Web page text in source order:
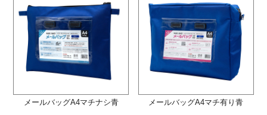
メールバッグA4マチナシ青 メールバッグA4マチ有り青